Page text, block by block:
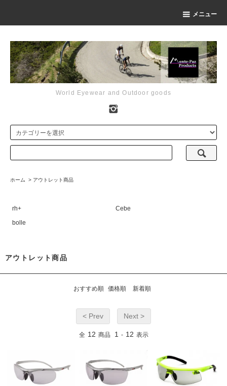
メニュー
World Eyewear and Outdoor goods
ホーム > アウトレット商品
rh+
Cebe
bolle
アウトレット商品
おすすめ順 価格順 新着順
< Prev Next >
全 12 商品 1 - 12 表示